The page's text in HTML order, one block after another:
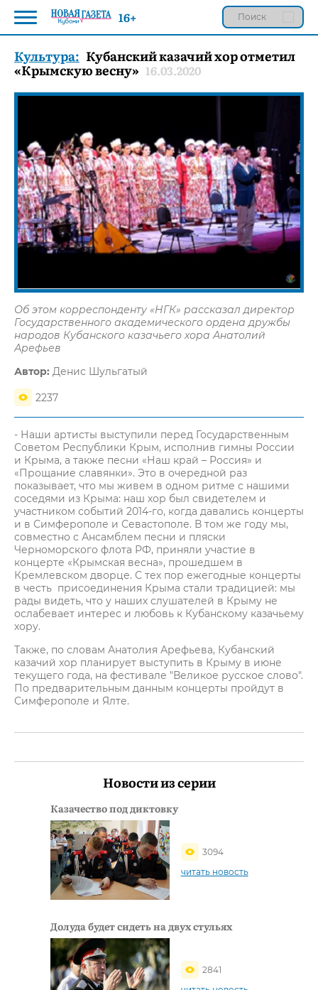
Культура: Кубанский казачий хор отметил
«Крымскую весну» 16.03.2020
Об этом корреспонденту «НГК» рассказал директор
Государственного академического ордена дружбы
народов Кубанского казачьего хора Анатолий
Арефьев
Автор: Денис Шульгатый
2237
- Наши артисты выступили перед Государственным
Советом Республики Крым, исполнив гимны России
и Крыма, а также песни «Наш край – Россия» и
«Прощание славянки». Это в очередной раз
показывает, что мы живем в одном ритме с нашими
соседями из Крыма: наш хор был свидетелем и
участником событий 2014-го, когда давались концерты
и в Симферополе и Севастополе. В том же году мы,
совместно с Ансамблем песни и пляски
Черноморского флота РФ, приняли участие в
концерте «Крымская весна», прошедшем в
Кремлевском дворце. С тех пор ежегодные концерты
в честь присоединения Крыма стали традицией: мы
рады видеть, что у наших слушателей в Крыму не
ослабевает интерес и любовь к Кубанскому казачьему
хору.
Также, по словам Анатолия Арефьева, Кубанский
казачий хор планирует выступить в Крыму в июне
текущего года, на фестивале "Великое русское слово".
По предварительным данным концерты пройдут в
Симферополе и Ялте.
Новости из серии
Казачество под диктовку
3094
читать новость
Долуда будет сидеть на двух стульях
2841
16+